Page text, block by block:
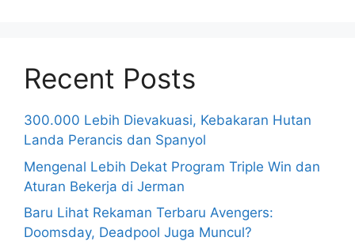
Recent Posts
300.000 Lebih Dievakuasi, Kebakaran Hutan
Landa Perancis dan Spanyol
Mengenal Lebih Dekat Program Triple Win dan
Aturan Bekerja di Jerman
Baru Lihat Rekaman Terbaru Avengers:
Doomsday, Deadpool Juga Muncul?